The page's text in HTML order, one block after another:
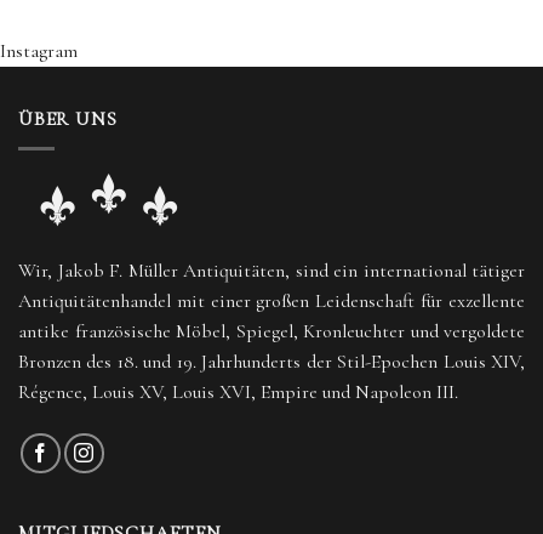
Instagram
ÜBER UNS
Wir, Jakob F. Müller Antiquitäten, sind ein international tätiger
Antiquitätenhandel mit einer großen Leidenschaft für exzellente
antike französische Möbel, Spiegel, Kronleuchter und vergoldete
Bronzen des 18. und 19. Jahrhunderts der Stil-Epochen Louis XIV,
Régence, Louis XV, Louis XVI, Empire und Napoleon III.